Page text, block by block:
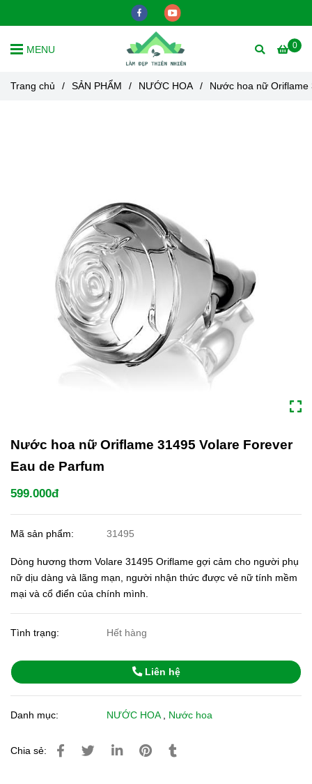
0
MENU
Trang chủ / SẢN PHẨM / NƯỚC HOA / Nước hoa nữ Oriflame
Nước hoa nữ Oriflame 31495 Volare Forever
Eau de Parfum
599.000đ
Mã sản phẩm: 31495
Dòng hương thơm Volare 31495 Oriflame gợi cảm cho người phụ
nữ dịu dàng và lãng mạn, người nhận thức được vẻ nữ tính mềm
mại và cổ điển của chính mình.
Tình trạng: Hết hàng
Liên hệ
Danh mục: NƯỚC HOA Nước hoa
Chia sẻ: